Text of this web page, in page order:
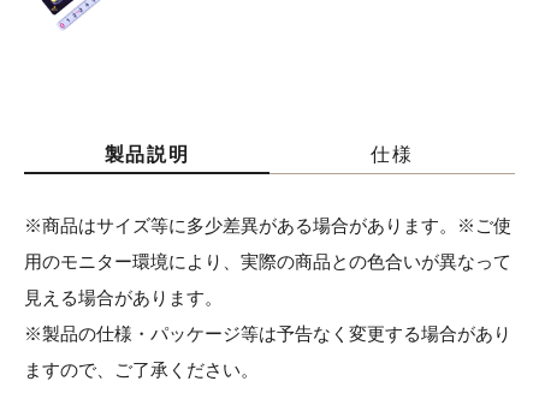
製品説明 仕様
※商品はサイズ等に多少差異がある場合があります。※ご使
用のモニター環境により、実際の商品との色合いが異なって
見える場合があります。
※製品の仕様・パッケージ等は予告なく変更する場合があり
ますので、ご了承ください。